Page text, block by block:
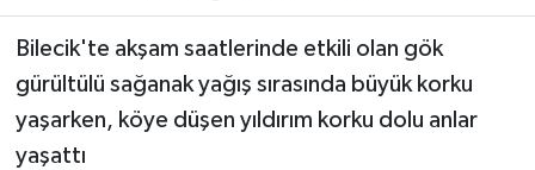
Bilecik'te akşam saatlerinde etkili olan gök
gürültülü sağanak yağış sırasında büyük korku
yaşarken, köye düşen yıldırım korku dolu anlar
yaşattı